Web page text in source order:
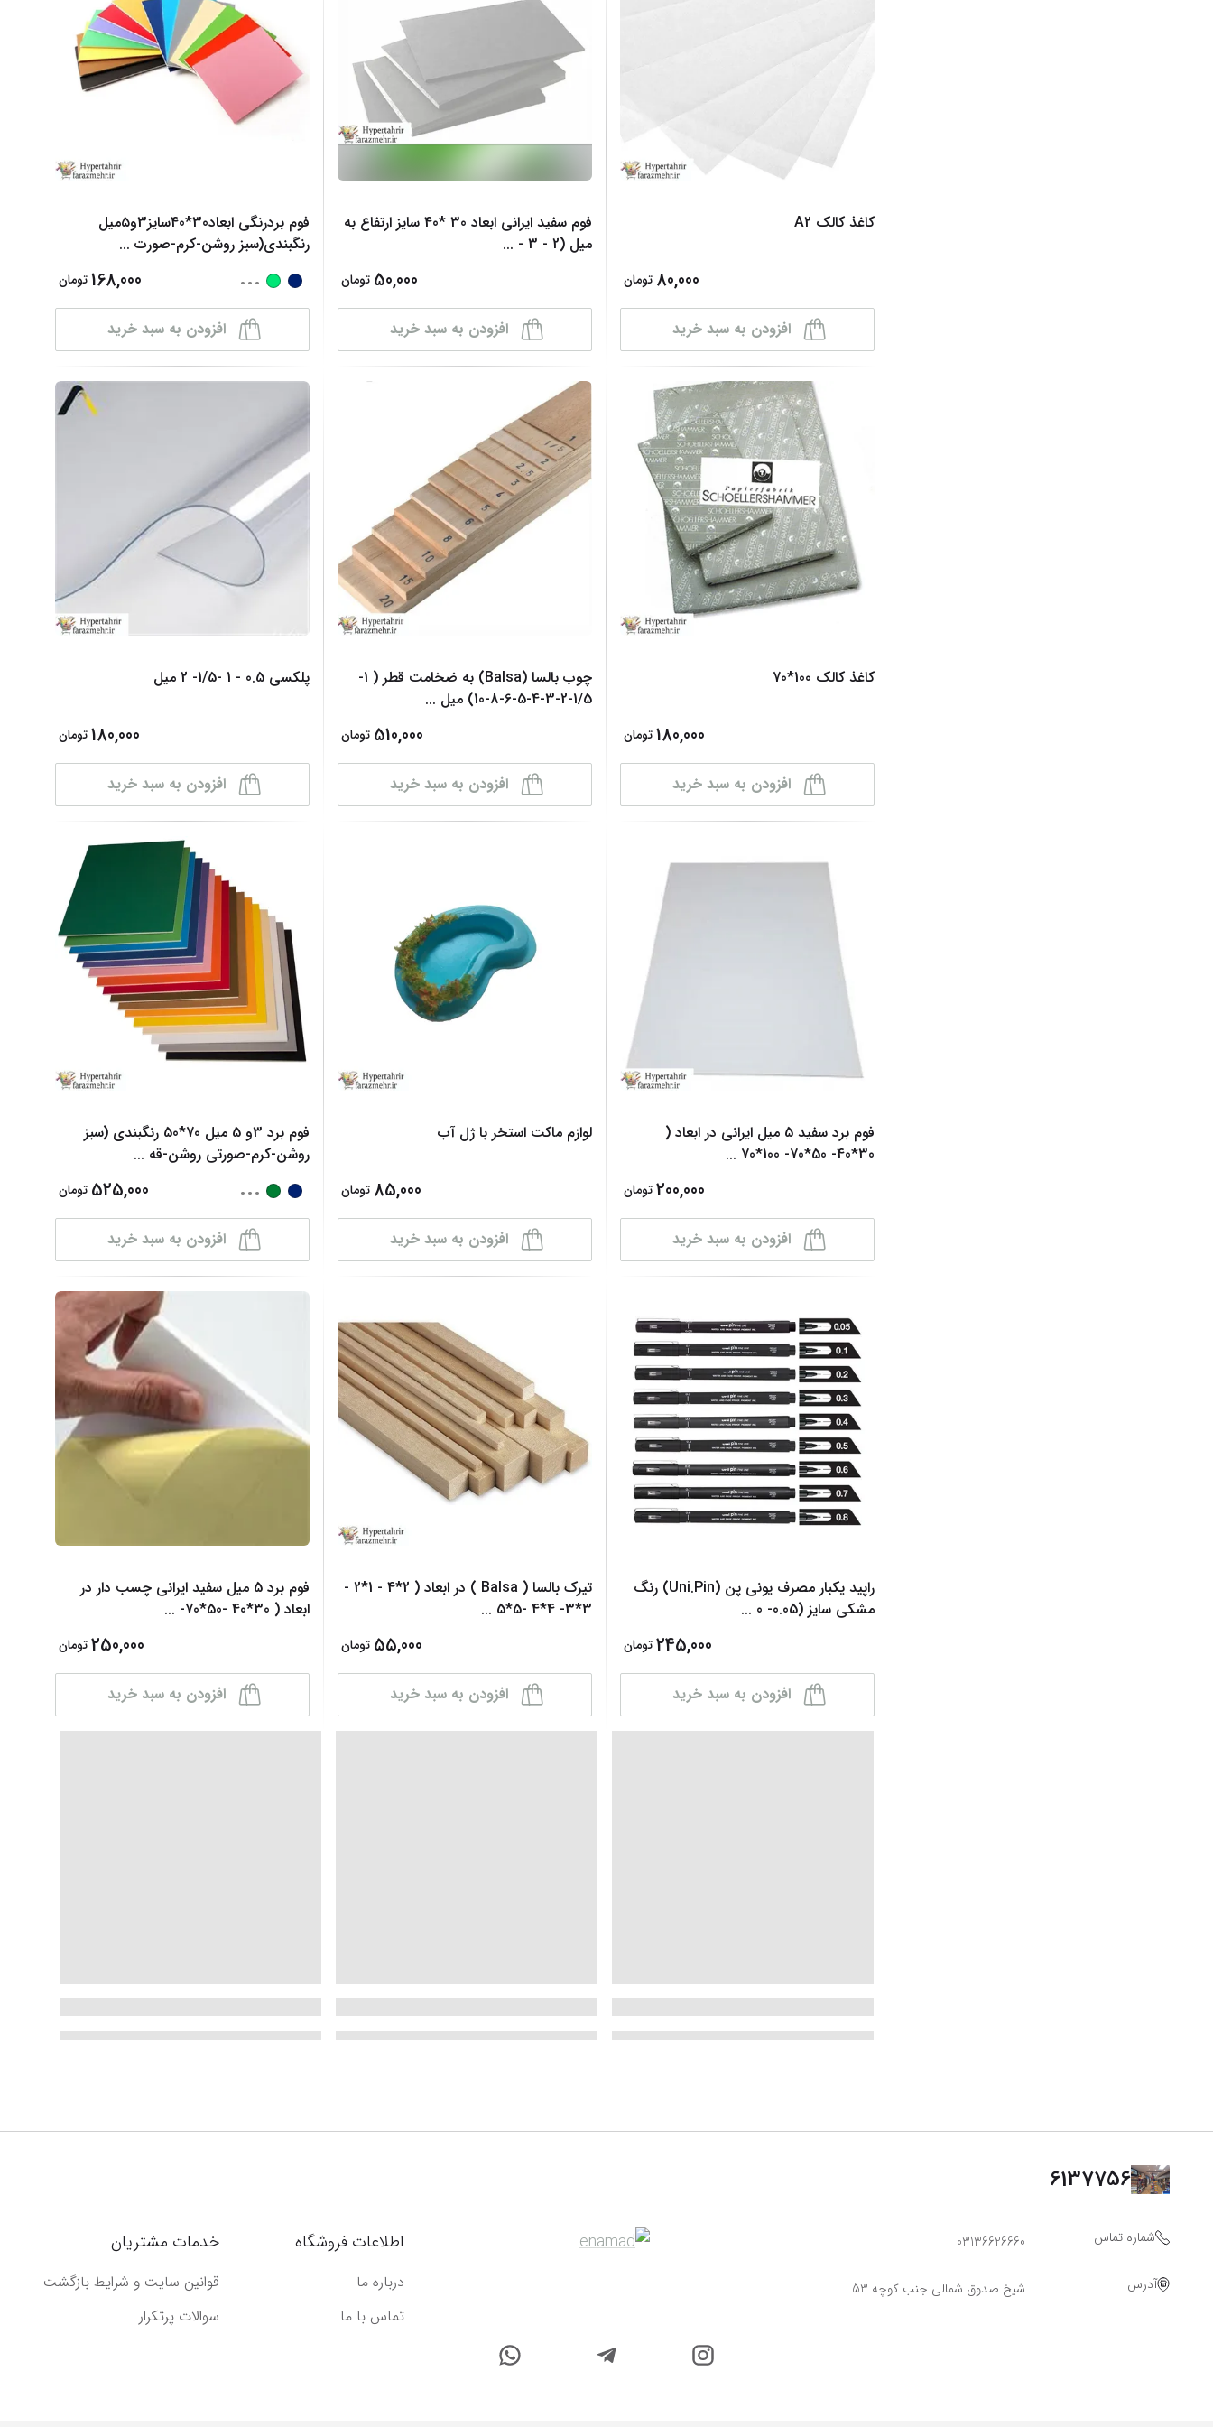
نمایش همه محصولاتنمایش همه محصولات
کاغذ کالک A2
80,000 تومان
افزودن به سبد خرید
فوم سفید ایرانی ابعاد 30 *40 سایز ارتفاع به
میل (2 - 3 -
...
50,000 تومان
افزودن به سبد خرید
فوم بردرنگی ابعاد30*40سایز3و۵میل
رنگبندی(سبز روشن-کرم-صورت ...
...
168,000تومان
افزودن به سبد خرید
کاغذ کالک 100*70
180,000تومان
افزودن به سبد خرید
چوب بالسا (Balsa) به ضخامت قطر ( 1-
1/5-2-3-4-5-6-8-10) میل
...
510,000 تومان
افزودن به سبد خرید
پلکسی 0.5 - 1 -1/5- 2 میل
180,000تومان
افزودن به سبد خرید
فوم برد سفید 5 میل ایرانی در ابعاد (
30*40- 50*70- 100*70
...
200,000تومان
افزودن به سبد خرید
لوازم ماکت استخر با ژل آب
85,000 تومان
افزودن به سبد خرید
فوم برد 3و 5 میل 70*50 رنگبندی (سبز
روشن-کرم-صورتی روشن-قه ...
...
525,000 تومان
افزودن به سبد خرید
راپید یکبار مصرف یونی پن (Uni.Pin) رنگ
مشکی سایز (0.05- 0
...
245,000تومان
افزودن به سبد خرید
تیرک بالسا ( Balsa ) در ابعاد ( 2*4 - 1*2 -
3*3- 4*4 -5*5
...
55,000 تومان
افزودن به سبد خرید
فوم برد 5 میل سفید ایرانی چسب دار در
ابعاد ( 30*40 -50*70-
...
250,000تومان
افزودن به سبد خرید
6137756
شماره تماس 03136626660
آدرس شیخ صدوق شمالی جنب کوچه 53
اطلاعات فروشگاه
درباره ما
تماس با ما
خدمات مشتریان
قوانین سایت و شرایط بازگشت
سوالات پرتکرار